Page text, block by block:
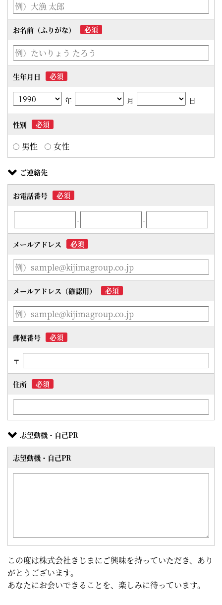
お名前（ふりがな） 必須
生年月日 必須
年 月 日
性別 必須
男性 女性
ご連絡先
お電話番号 必須
- -
メールアドレス 必須
メールアドレス（確認用） 必須
郵便番号 必須
〒
住所 必須
志望動機・自己PR
志望動機・自己PR
この度は株式会社きじまにご興味を持っていただき、あり
がとうございます。
あなたにお会いできることを、楽しみに待っています。